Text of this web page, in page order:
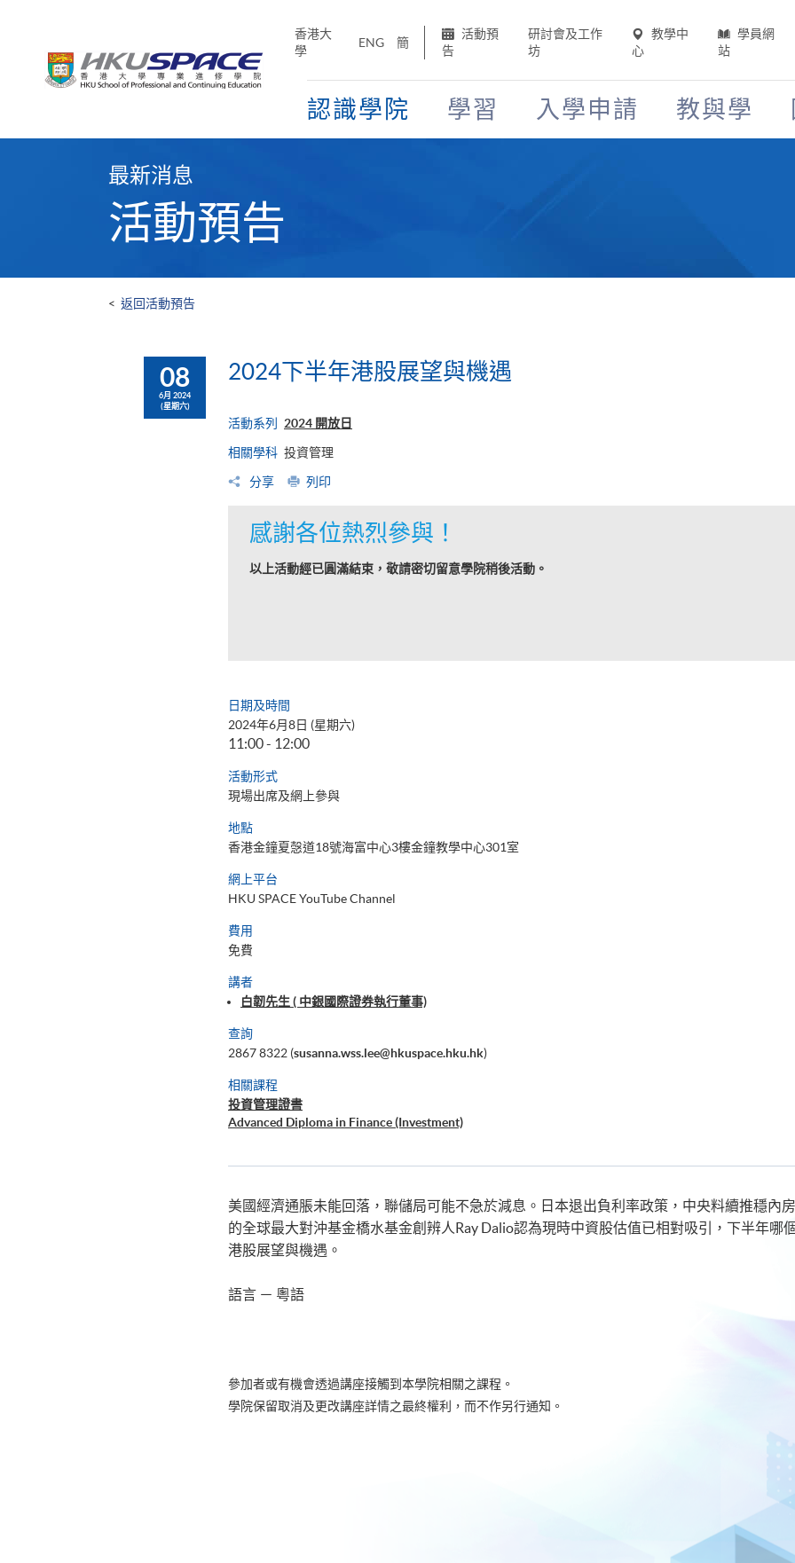
香港大
學
ENG 簡
活動預
告
研討會及工作
坊
教學中
心
學員網
站
認識學院 學習 入學申請 教與學
最新消息
活動預告
< 返回活動預告
08
6月 2024
(星期六)
2024下半年港股展望與機遇
活動系列 2024 開放日
相關學科 投資管理
分享 列印
感謝各位熱烈參與！
以上活動經已圓滿結束，敬請密切留意學院稍後活動。
日期及時間
2024年6月8日 (星期六)
11:00 - 12:00
活動形式
現場出席及網上參與
地點
香港金鐘夏愨道18號海富中心3樓金鐘教學中心301室
網上平台
HKU SPACE YouTube Channel
費用
免費
講者
白韌先生 ( 中銀國際證券執行董事)
查詢
2867 8322 (susanna.wss.lee@hkuspace.hku.hk)
相關課程
投資管理證書
Advanced Diploma in Finance (Investment)
美國經濟通脹未能回落，聯儲局可能不急於減息。日本退出負利率政策，中央料續推穩內
的全球最大對沖基金橋水基金創辨人Ray Dalio認為現時中資股估值已相對吸引，下半年哪
港股展望與機遇。
語言 － 粵語
參加者或有機會透過講座接觸到本學院相關之課程。
學院保留取消及更改講座詳情之最終權利，而不作另行通知。